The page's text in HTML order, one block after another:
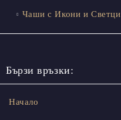
Чаши с Икони и Светци
Бързи връзки:
Начало